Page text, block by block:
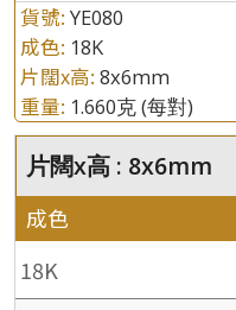
貨號: YE080
成色: 18K
片闊x高: 8x6mm
重量: 1.660克(每對)
片闊x高 : 8x6mm
成色
18K